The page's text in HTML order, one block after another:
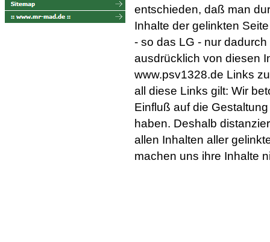
entschieden, daß man
Inhalte der gelinkten
- so das LG - nur
ausdrücklich von diesen
www.psv1328.de Links
all diese Links gilt: Wir
Einfluß auf die
haben. Deshalb
allen Inhalten aller
machen uns ihre Inhalte